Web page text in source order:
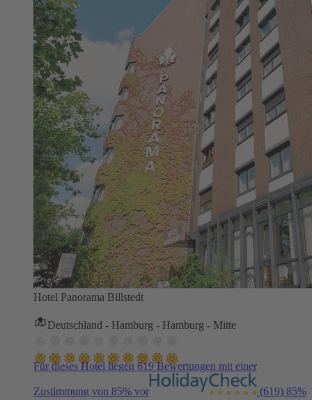
Hotel Panorama Billstedt
Deutschland - Hamburg - Hamburg - Mitte
Für dieses Hotel liegen 619 Bewertungen mit einer
Zustimmung von 85% vor (619) 85%